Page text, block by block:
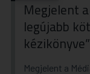
Megjelent
legújabb
Megjelent a